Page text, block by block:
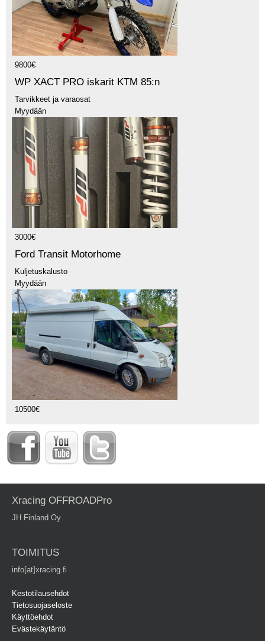
9800€
WP XACT PRO iskarit KTM 85:n
Tarvikkeet ja varaosat
Myydään
3000€
Ford Transit Motorhome
Kuljetuskalusto
Myydään
10500€
Xracing OFFROADPro
JH Finland Oy
TOIMITUS
info[at]xracing.fi
Kestotilausehdot
Tietosuojaseloste
Käyttöehdot
Evästekäytäntö